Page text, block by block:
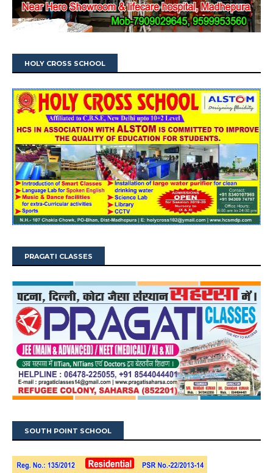
HOLY CROSS SCHOOL
PRAGATI CLASSES
SOUTH POINT SCHOOL